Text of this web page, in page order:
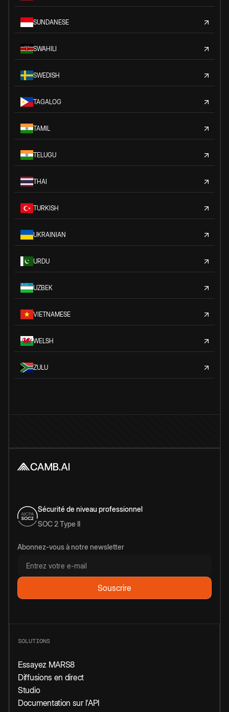
SUNDANESE
SWAHILI
SWEDISH
TAGALOG
TAMIL
TELUGU
THAI
TURKISH
UKRAINIAN
URDU
UZBEK
VIETNAMESE
WELSH
ZULU
Sécurité de niveau professionnel
SOC 2 Type II
Abonnez-vous à notre newsletter
SOLUTIONS
Essayez MARS8
Diffusions en direct
Studio
Documentation sur l'API